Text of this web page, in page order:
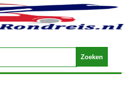
- TICINO